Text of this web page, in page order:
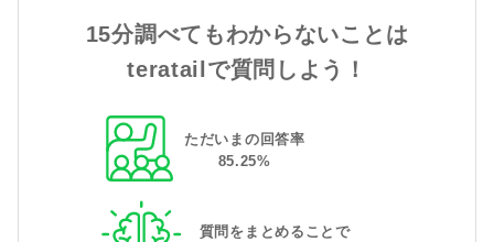
15分調べてもわからないことは
teratailで質問しよう！
ただいまの回答率
85.25%
質問をまとめることで